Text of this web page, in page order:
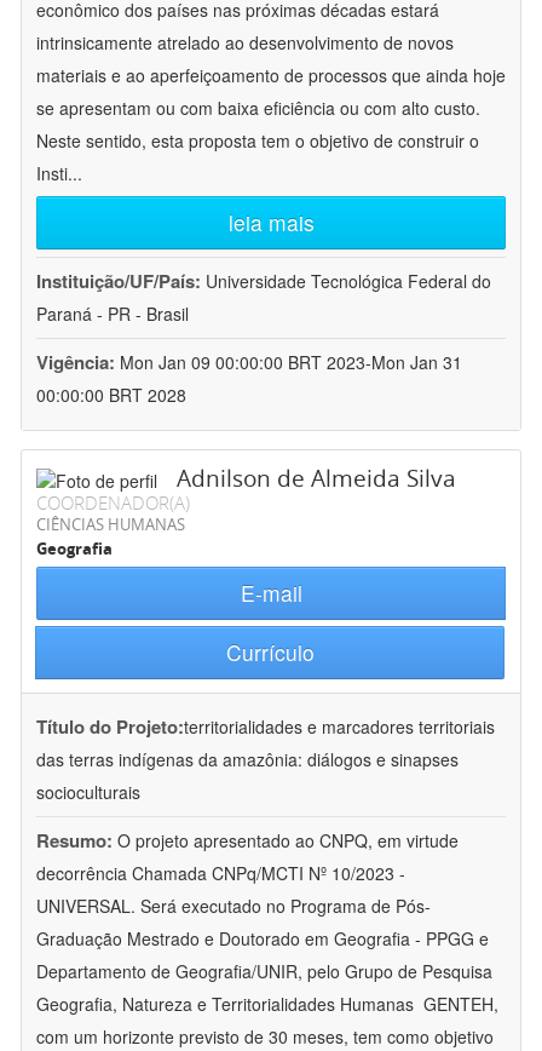
econômico dos países nas próximas décadas estará
intrinsicamente atrelado ao desenvolvimento de novos
materiais e ao aperfeiçoamento de processos que ainda hoje
se apresentam ou com baixa eficiência ou com alto custo.
Neste sentido, esta proposta tem o objetivo de construir o
Insti...
leia mais
Instituição/UF/País: Universidade Tecnológica Federal do
Paraná - PR - Brasil
Vigência: Mon Jan 09 00:00:00 BRT 2023-Mon Jan 31
00:00:00 BRT 2028
Adnilson de Almeida Silva
COORDENADOR(A)
CIÊNCIAS HUMANAS
Geografia
E-mail
Currículo
Título do Projeto:territorialidades e marcadores territoriais
das terras indígenas da amazônia: diálogos e sinapses
socioculturais
Resumo: O projeto apresentado ao CNPQ, em virtude
decorrência Chamada CNPq/MCTI Nº 10/2023 -
UNIVERSAL. Será executado no Programa de Pós-
Graduação Mestrado e Doutorado em Geografia - PPGG e
Departamento de Geografia/UNIR, pelo Grupo de Pesquisa
Geografia, Natureza e Territorialidades Humanas  GENTEH,
com um horizonte previsto de 30 meses, tem como objetivo